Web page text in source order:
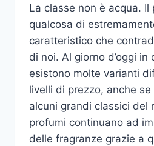
La classe non è acqua. Il
qualcosa di
caratteristico che
di noi. Al giorno d’oggi in
esistono molte varianti
livelli di prezzo, anche
alcuni grandi classici del
profumi continuano ad
delle fragranze grazie a